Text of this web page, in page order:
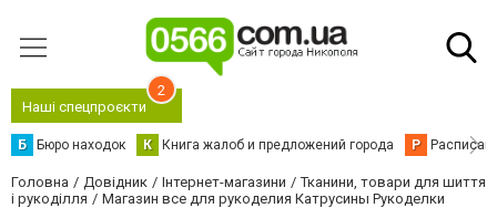
Наші спецпроєкти
2
Б Бюро находок К Книга жалоб и предложений города Р
Головна Довідник Інтернет-магазини
Тканини, товари для шиття
і рукоділля
Магазин все для рукоделия Катрусины Рукоделки